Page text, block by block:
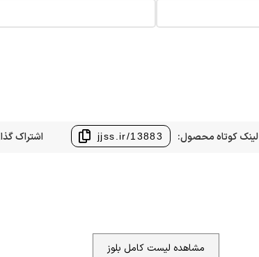
لینک کوتاه محصول: jjss.ir/13883 اشتراک
مشاهده لیست کامل بلوز